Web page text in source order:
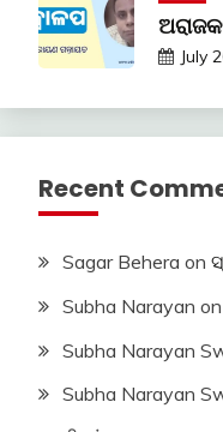
July
Recent
Sagar Behera on
Subha Narayan on
Subha Narayan
Subha Narayan